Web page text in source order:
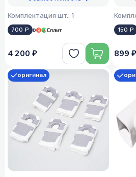
Комплектация шт.: 1
700 ₽ в
4 200 ₽
150 ₽
899 ₽
оригинал